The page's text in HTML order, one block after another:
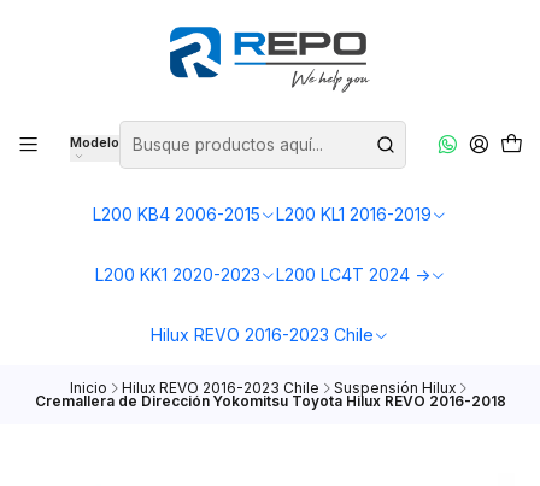
Modelo
L200 KB4 2006-2015 L200 KL1 2016-2019
L200 KK1 2020-2023 L200 LC4T 2024 ->
Hilux REVO 2016-2023 Chile
Inicio Hilux REVO 2016-2023 Chile Suspensión Hilux
Cremallera de Dirección Yokomitsu Toyota Hilux REVO 2016-2018